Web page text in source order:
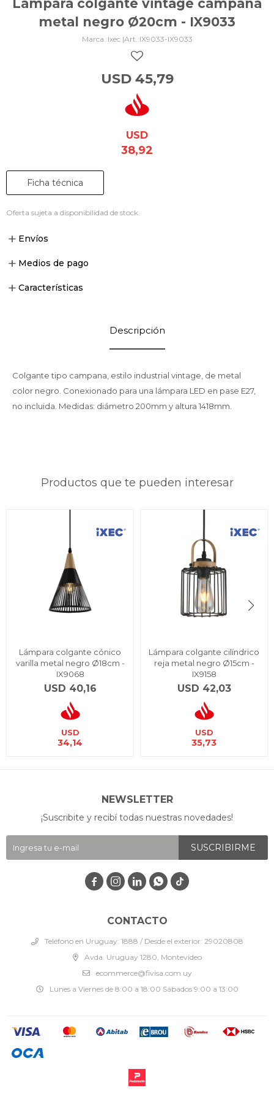
Lámpara colgante vintage campana
metal negro Ø20cm - IX9033
Ixec | IX9033-IX9033
USD 45,79
USD
38,92
Ficha técnica
Oferta sujeta a disponibilidad de stock.
Envíos
Medios de pago
Características
Descripción
Colgante tipo campana, estilo industrial vintage, de metal
color negro. Conexionado para una lámpara LED en pase E27,
no incluida. Medidas: diámetro 200mm y altura 1418mm.
Productos que te pueden interesar
Lámpara colgante cónico
varilla metal negro Ø18cm -
IX9068
USD 40,16
USD
34,14
Lámpara colgante cilíndrico
reja metal negro Ø15cm -
IX9158
USD 42,03
USD
35,73
CONTACTO
Teléfono en Uruguay: 1888 / Desde el exterior: 29020808
Avda. Uruguay 1280, Montevideo
ecommerce@fivisa.com.uy
Lunes a Viernes de 8:00 a 18:00 Sábados 9:00 a 13:00
NEWSLETTER
¡Suscribite y recibí todas nuestras novedades!
SUSCRIBIRME
   